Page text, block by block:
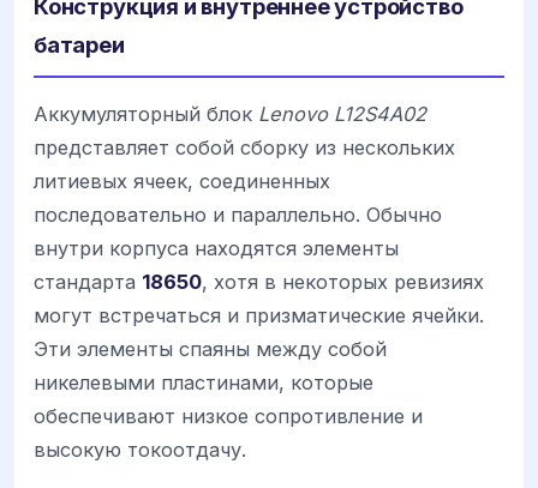
Конструкция и внутреннее устройство
батареи
Аккумуляторный блок Lenovo L12S4A02
представляет собой сборку из нескольких
литиевых ячеек, соединенных
последовательно и параллельно. Обычно
внутри корпуса находятся элементы
стандарта 18650, хотя в некоторых ревизиях
могут встречаться и призматические ячейки.
Эти элементы спаяны между собой
никелевыми пластинами, которые
обеспечивают низкое сопротивление и
высокую токоотдачу.